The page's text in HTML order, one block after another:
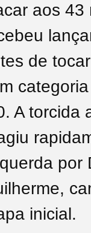
aos 43
de
A torcida
por
inicial.